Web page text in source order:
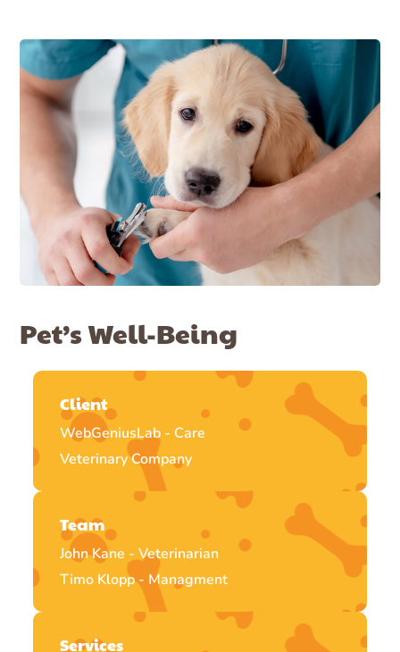
Pet’s Well-Being
Client
WebGeniusLab - Care
Veterinary Company
Team
John Kane - Veterinarian
Timo Klopp - Managment
Services